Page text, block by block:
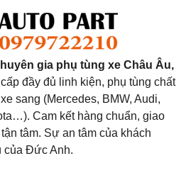
gia phụ tùng xe Châu Âu,
đầy đủ linh kiện, phụ tùng chất
sang (Mercedes, BMW, Audi,
Cam kết hàng chuẩn, giao
tâm. Sự an tâm của khách
của Đức Anh.